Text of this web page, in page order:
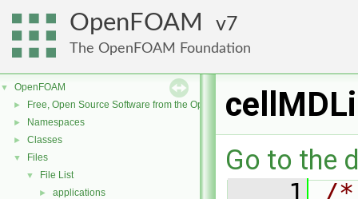
OpenFOAM 7
The OpenFOAM Foundation
▼ OpenFOAM
► Free, Open Source Software from the OpenFOAM Foundation
► Namespaces
► Classes
▼ Files
▼ File List
► applications
Go to the
    1
/